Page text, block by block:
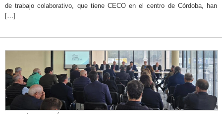
de trabajo colaborativo, que tiene CECO en el centro de Córdoba, han
[…]